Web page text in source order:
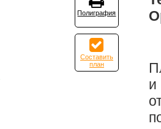
Полиграфия
Составить
план
и